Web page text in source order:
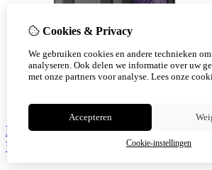
Hybrid Armor hoesje voor
Ultra gepantserde Zwart
Cookies & Privacy
We gebruiken cookies en andere technieken
analyseren. Ook delen we informatie over uw
met onze partners voor analyse. Lees onze
Accepteren
Cookie-instellingen